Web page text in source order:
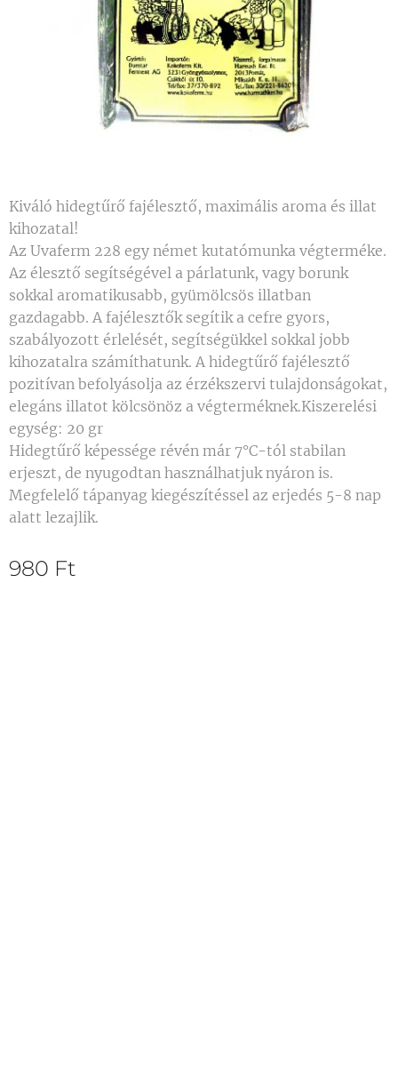
Kiváló hidegtűrő fajélesztő, maximális aroma és illat
kihozatal!
Az Uvaferm 228 egy német kutatómunka végterméke.
Az élesztő segítségével a párlatunk, vagy borunk
sokkal aromatikusabb, gyümölcsös illatban
gazdagabb. A fajélesztők segítik a cefre gyors,
szabályozott érlelését, segítségükkel sokkal jobb
kihozatalra számíthatunk. A hidegtűrő fajélesztő
pozitívan befolyásolja az érzékszervi tulajdonságokat,
elegáns illatot kölcsönöz a végterméknek.Kiszerelési
egység: 20 gr
Hidegtűrő képessége révén már 7°C-tól stabilan
erjeszt, de nyugodtan használhatjuk nyáron is.
Megfelelő tápanyag kiegészítéssel az erjedés 5-8 nap
alatt lezajlik.
980 Ft